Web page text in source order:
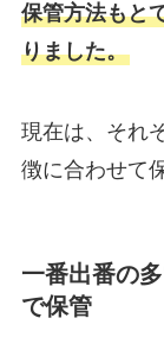
保管方法もと
りました。
現在は、それ
徴に合わせて
一番出番の
で保管